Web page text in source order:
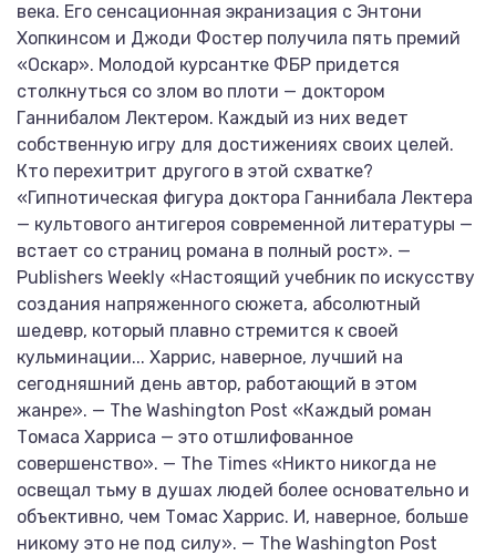
века. Его сенсационная экранизация с Энтони
Хопкинсом и Джоди Фостер получила пять премий
«Оскар». Молодой курсантке ФБР придется
столкнуться со злом во плоти — доктором
Ганнибалом Лектером. Каждый из них ведет
собственную игру для достижениях своих целей.
Кто перехитрит другого в этой схватке?
«Гипнотическая фигура доктора Ганнибала Лектера
— культового антигероя современной литературы —
встает со страниц романа в полный рост». —
Publishers Weekly «Настоящий учебник по искусству
создания напряженного сюжета, абсолютный
шедевр, который плавно стремится к своей
кульминации... Харрис, наверное, лучший на
сегодняшний день автор, работающий в этом
жанре». — The Washington Post «Каждый роман
Томаса Харриса — это отшлифованное
совершенство». — The Times «Никто никогда не
освещал тьму в душах людей более основательно и
объективно, чем Томас Харрис. И, наверное, больше
никому это не под силу». — The Washington Post